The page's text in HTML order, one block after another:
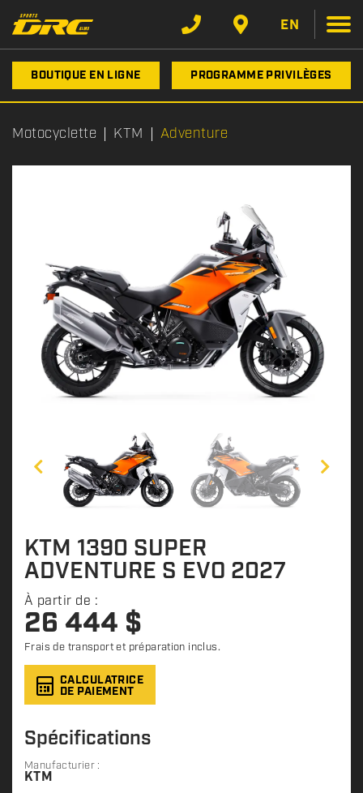
EN
BOUTIQUE EN LIGNE PROGRAMME PRIVILÈGES
Motocyclette KTM Adventure
KTM 1390 SUPER
ADVENTURE S EVO 2027
À partir de :
26 444 $
Frais de transport et préparation inclus.
CALCULATRICE
DE PAIEMENT
Spécifications
Manufacturier :
KTM